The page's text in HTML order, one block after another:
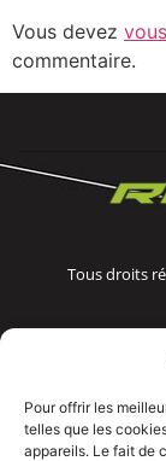
Pour offrir les
telles que les
appareils. Le fait de
Vous devez
commentaire.
Tous droits